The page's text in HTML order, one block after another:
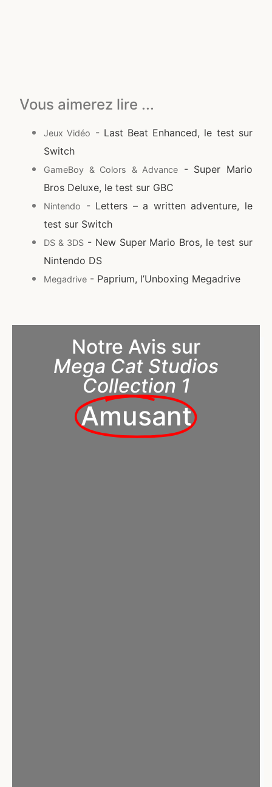
Vous aimerez lire ...
Jeux Vidéo - Last Beat Enhanced, le test sur
Switch
GameBoy & Colors & Advance
- Super Mario
Bros Deluxe, le test sur GBC
Nintendo
- Letters – a written adventure, le
test sur Switch
DS & 3DS- New Super Mario Bros, le test sur
Nintendo DS
Megadrive - Paprium, l’Unboxing Megadrive
Notre Avis sur
Mega Cat Studios
Collection 1
Amusant